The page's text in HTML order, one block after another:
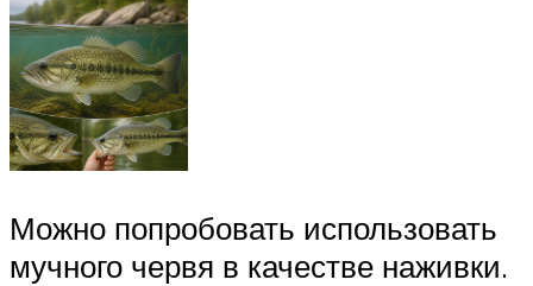
Можно попробовать использовать
мучного червя в качестве наживки.